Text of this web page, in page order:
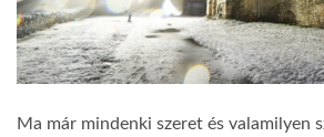
Ma már mindenki szeret és valamilyen